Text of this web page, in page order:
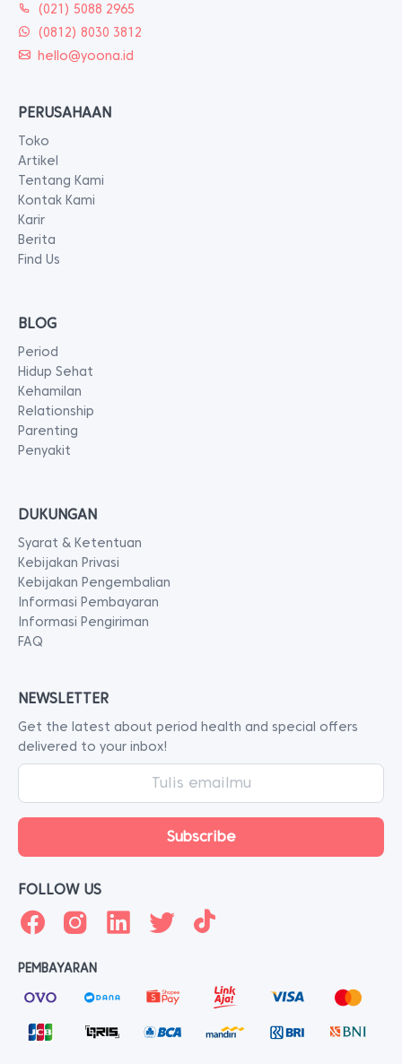
(021) 5088 2965
(0812) 8030 3812
hello@yoona.id
PERUSAHAAN
Toko
Artikel
Tentang Kami
Kontak Kami
Karir
Berita
Find Us
BLOG
Period
Hidup Sehat
Kehamilan
Relationship
Parenting
Penyakit
DUKUNGAN
Syarat & Ketentuan
Kebijakan Privasi
Kebijakan Pengembalian
Informasi Pembayaran
Informasi Pengiriman
FAQ
NEWSLETTER
Get the latest about period health and special offers
delivered to your inbox!
FOLLOW US
PEMBAYARAN